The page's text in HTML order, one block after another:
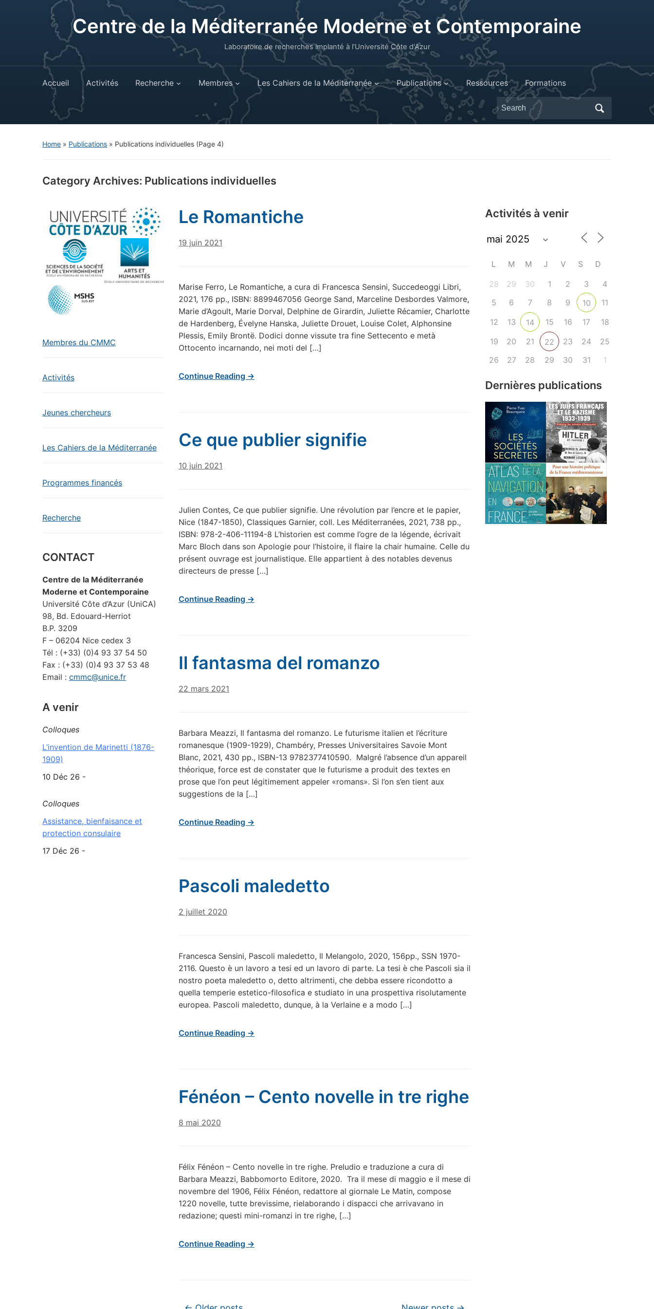
Centre de la Méditerranée Moderne et Contemporaine
Laboratoire de recherches implanté à l’Université Côte d'Azur
Accueil Activités Recherche Membres Les Cahiers de la Méditerranée Publications Ressources Formations
Search
for:
Home » Publications » Publications individuelles (Page 4)
Category Archives: Publications individuelles
Membres du CMMC
Activités
Jeunes chercheurs
Les Cahiers de la Méditerranée
Programmes financés
Recherche
CONTACT
Centre de la Méditerranée
Moderne et Contemporaine
Université Côte d’Azur (UniCA)
98, Bd. Edouard-Herriot
B.P. 3209
F – 06204 Nice cedex 3
Tél : (+33) (0)4 93 37 54 50
Fax : (+33) (0)4 93 37 53 48
Email : cmmc@unice.fr
A venir
Colloques
L’invention de Marinetti (1876-
1909)
10 Déc 26 -
Colloques
Assistance, bienfaisance et
protection consulaire
17 Déc 26 -
Le Romantiche
19 juin 2021
Marise Ferro, Le Romantiche, a cura di Francesca Sensini, Succedeoggi Libri,
2021, 176 pp., ISBN: 8899467056 George Sand, Marceline Desbordes Valmore,
Marie d’Agoult, Marie Dorval, Delphine de Girardin, Juliette Récamier, Charlotte
de Hardenberg, Évelyne Hanska, Juliette Drouet, Louise Colet, Alphonsine
Plessis, Emily Brontë. Dodici donne vissute tra fine Settecento e metà
Ottocento incarnando, nei moti del […]
Continue Reading →
Ce que publier signifie
10 juin 2021
Julien Contes, Ce que publier signifie. Une révolution par l’encre et le papier,
Nice (1847-1850), Classiques Garnier, coll. Les Méditerranées, 2021, 738 pp.,
ISBN: 978-2-406-11194-8 L’historien est comme l’ogre de la légende, écrivait
Marc Bloch dans son Apologie pour l’histoire, il flaire la chair humaine. Celle du
présent ouvrage est journalistique. Elle appartient à des notables devenus
directeurs de presse […]
Continue Reading →
Il fantasma del romanzo
22 mars 2021
Barbara Meazzi, Il fantasma del romanzo. Le futurisme italien et l’écriture
romanesque (1909-1929), Chambéry, Presses Universitaires Savoie Mont
Blanc, 2021, 430 pp., ISBN-13 9782377410590. Malgré l’absence d’un appareil
théorique, force est de constater que le futurisme a produit des textes en
prose que l’on peut légitimement appeler «romans». Si l’on s’en tient aux
suggestions de la […]
Continue Reading →
Pascoli maledetto
2 juillet 2020
Francesca Sensini, Pascoli maledetto, Il Melangolo, 2020, 156pp., SSN 1970-
2116. Questo è un lavoro a tesi ed un lavoro di parte. La tesi è che Pascoli sia il
nostro poeta maledetto o, detto altrimenti, che debba essere ricondotto a
quella temperie estetico-filosofica e studiato in una prospettiva risolutamente
europea. Pascoli maledetto, dunque, à la Verlaine e a modo […]
Continue Reading →
Fénéon – Cento novelle in tre righe
8 mai 2020
Félix Fénéon – Cento novelle in tre righe. Preludio e traduzione a cura di
Barbara Meazzi, Babbomorto Editore, 2020. Tra il mese di maggio e il mese di
novembre del 1906, Félix Fénéon, redattore al giornale Le Matin, compose
1220 novelle, tutte brevissime, rielaborando i dispacci che arrivavano in
redazione; questi mini-romanzi in tre righe, […]
Continue Reading →
Post navigation
Activités à venir
L M M J V S D
28 29 30 1 2 3
4
5
6 7 8 9 10
11
12
13 14 15 16 17
18
19
20 21 22 23 24
25
26
27 28 29 30 31 1
Dernières publications